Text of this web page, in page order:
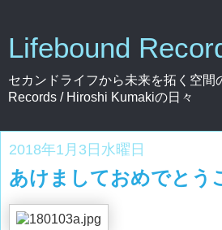
Lifebound
セカンドライフから未来を拓く空間
Records / Hiroshi Kumakiの日々
2018年1月3日水曜日
あけましておめでとう